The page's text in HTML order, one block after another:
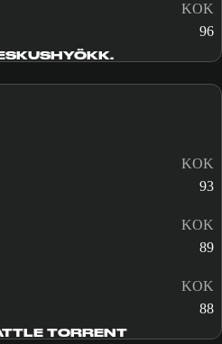
KOK
96
KOK
93
KOK
89
KOK
88
TORRENT